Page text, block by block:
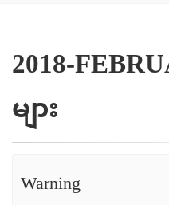
2018-
များ
Warning